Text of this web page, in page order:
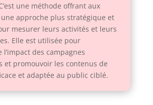
une méthode offrant aux
approche plus stratégique et
mesurer leurs activités et leurs
Elle est utilisée pour
des campagnes
et promouvoir les contenus de
et adaptée au public ciblé.